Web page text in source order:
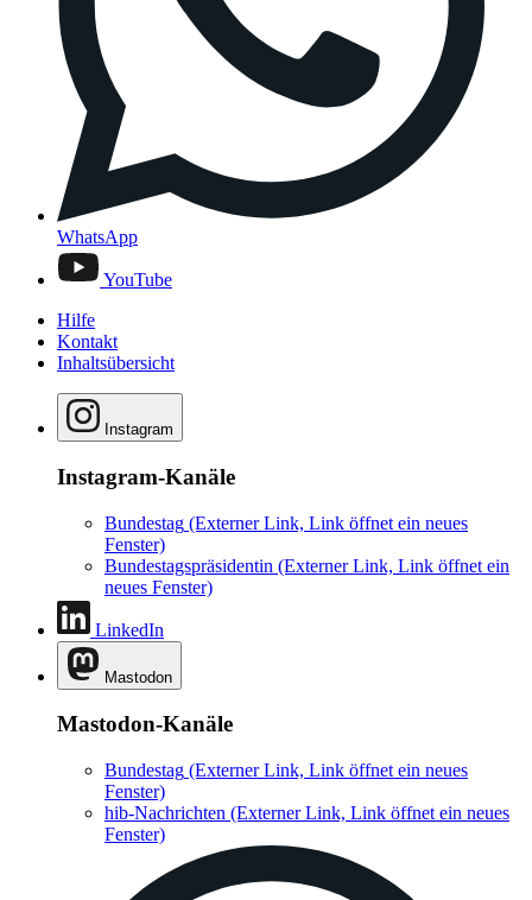
WhatsApp
YouTube
Hilfe
Kontakt
Inhaltsübersicht
Instagram
Instagram-Kanäle
Bundestag (Externer Link, Link öffnet ein neues
Fenster)
Bundestagspräsidentin (Externer Link, Link öffnet ein
neues Fenster)
LinkedIn
Mastodon
Mastodon-Kanäle
Bundestag (Externer Link, Link öffnet ein neues
Fenster)
hib-Nachrichten (Externer Link, Link öffnet ein neues
Fenster)